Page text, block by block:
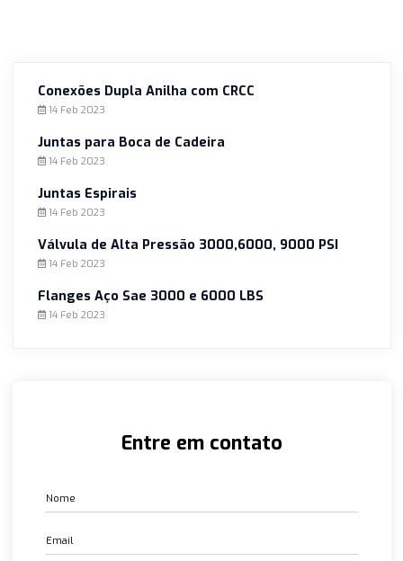
resistência e vida útil.
Conexões Dupla Anilha com CRCC
Juntas para Boca de Cadeira
Válvula de Alta Pressão 3000,6000, 9000 PSI
Flanges Aço Sae 3000 e 6000 LBS
14 Feb 2023